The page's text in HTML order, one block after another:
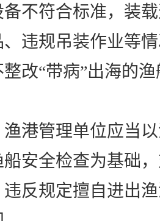
不符合标准，装
违规吊装作业等
改“带病”出海的
港管理单位应当以
安全检查为基础
反规定擅自进出